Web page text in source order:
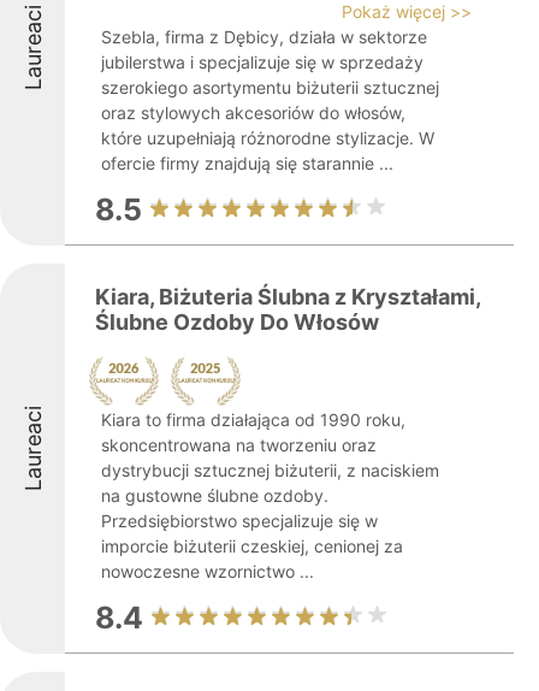
Laureaci
Pokaż więcej >>
Szebla, firma z Dębicy, działa w sektorze
jubilerstwa i specjalizuje się w sprzedaży
szerokiego asortymentu biżuterii sztucznej
oraz stylowych akcesoriów do włosów,
które uzupełniają różnorodne stylizacje. W
ofercie firmy znajdują się starannie ...
8.5
Laureaci
Kiara, Biżuteria Ślubna z Kryształami,
Ślubne Ozdoby Do Włosów
Kiara to firma działająca od 1990 roku,
skoncentrowana na tworzeniu oraz
dystrybucji sztucznej biżuterii, z naciskiem
na gustowne ślubne ozdoby.
Przedsiębiorstwo specjalizuje się w
imporcie biżuterii czeskiej, cenionej za
nowoczesne wzornictwo ...
8.4